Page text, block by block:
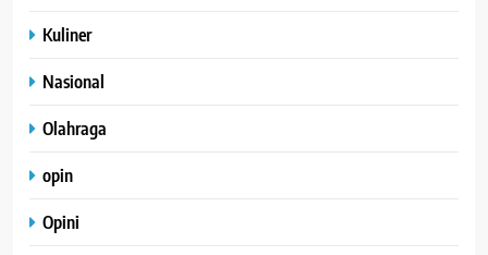
Kuliner
Nasional
Olahraga
opin
Opini